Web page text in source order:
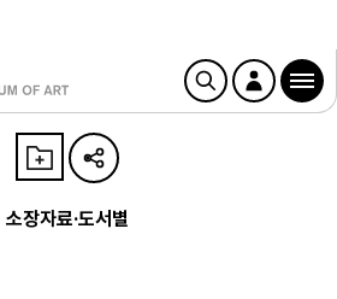
소장자료·도서별